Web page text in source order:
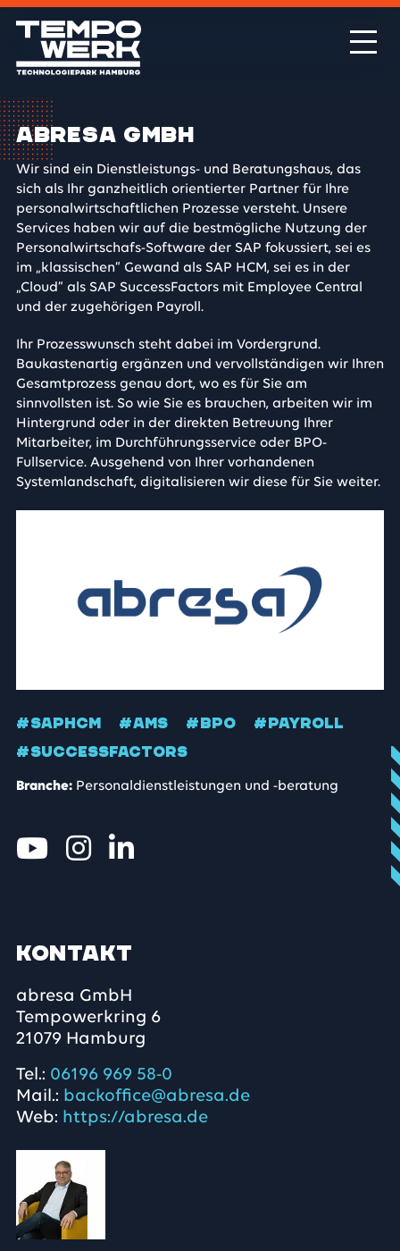
abresa GmbH
Wir sind ein Dienstleistungs- und Beratungshaus, das
sich als Ihr ganzheitlich orientierter Partner für Ihre
personalwirtschaftlichen Prozesse versteht. Unsere
Services haben wir auf die bestmögliche Nutzung der
Personalwirtschafs-Software der SAP fokussiert, sei es
im „klassischen“ Gewand als SAP HCM, sei es in der
„Cloud“ als SAP SuccessFactors mit Employee Central
und der zugehörigen Payroll.
Ihr Prozesswunsch steht dabei im Vordergrund.
Baukastenartig ergänzen und vervollständigen wir Ihren
Gesamtprozess genau dort, wo es für Sie am
sinnvollsten ist. So wie Sie es brauchen, arbeiten wir im
Hintergrund oder in der direkten Betreuung Ihrer
Mitarbeiter, im Durchführungsservice oder BPO-
Fullservice. Ausgehend von Ihrer vorhandenen
Systemlandschaft, digitalisieren wir diese für Sie weiter.
#SAPHCM #AMS #BPO
#PAYROLL
#SUCCESSFACTORS
Branche:Personaldienstleistungen und -beratung
Kontakt
abresa GmbH
Tempowerkring 6
21079 Hamburg
Tel.: 06196 969 58-0
Mail.: backoffice@abresa.de
Web: https://abresa.de